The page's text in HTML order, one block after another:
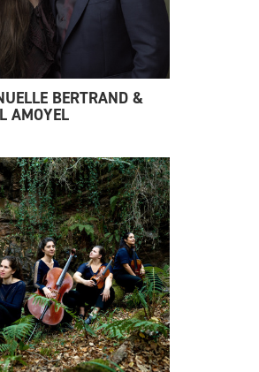
BERTRAND &
AMOYEL